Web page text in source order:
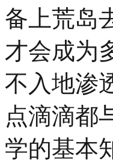
备上荒岛
才会成为
不入地渗
点滴滴都
学的基本